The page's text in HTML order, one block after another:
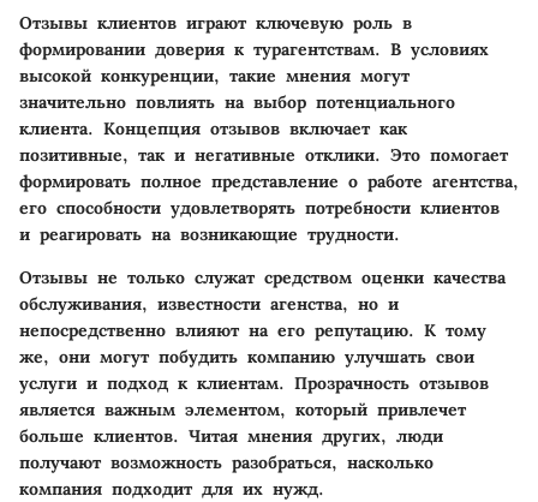
Отзывы клиентов играют ключевую роль в
формировании доверия к турагентствам. В условиях
высокой конкуренции, такие мнения могут
значительно повлиять на выбор потенциального
клиента. Концепция отзывов включает как
позитивные, так и негативные отклики. Это помогает
формировать полное представление о работе агентства,
его способности удовлетворять потребности клиентов
и реагировать на возникающие трудности.
Отзывы не только служат средством оценки качества
обслуживания, известности агенства, но и
непосредственно влияют на его репутацию. К тому
же, они могут побудить компанию улучшать свои
услуги и подход к клиентам. Прозрачность отзывов
является важным элементом, который привлечет
больше клиентов. Читая мнения других, люди
получают возможность разобраться, насколько
компания подходит для их нужд.